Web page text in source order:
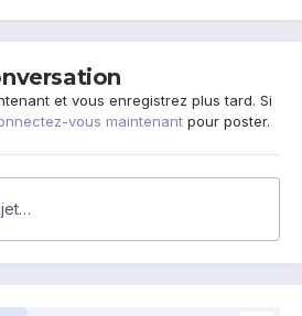
et vous enregistrez plus tard. Si
vous maintenant pour poster.